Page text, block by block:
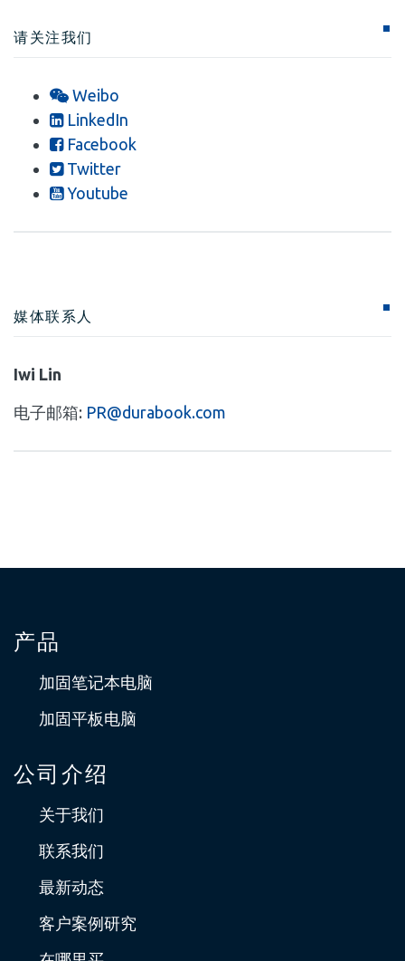
请关注我们
Weibo
LinkedIn
Facebook
Twitter
Youtube
媒体联系人
Iwi Lin
电子邮箱: PR@durabook.com
产品
加固笔记本电脑
加固平板电脑
公司介绍
关于我们
联系我们
最新动态
客户案例研究